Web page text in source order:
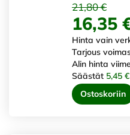
21,80 €
16,35
Hinta vain
Tarjous
Alin hinta
Säästät 5,45 €
Ostoskoriin